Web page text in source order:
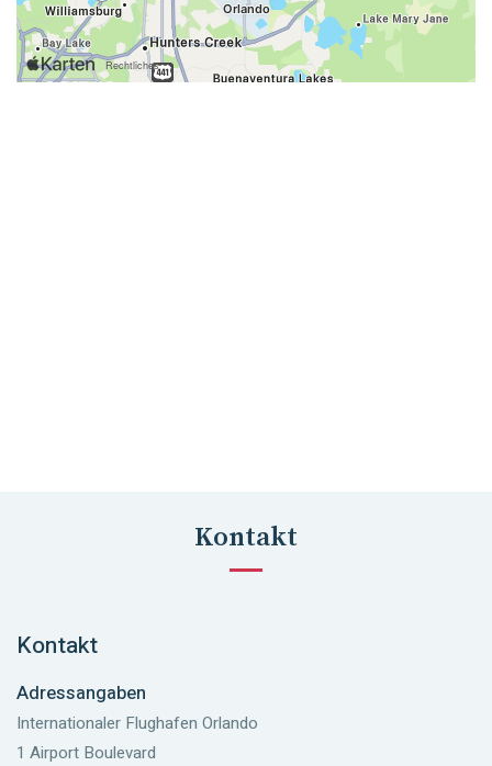
Kontakt
Kontakt
Adressangaben
Internationaler Flughafen Orlando
1 Airport Boulevard